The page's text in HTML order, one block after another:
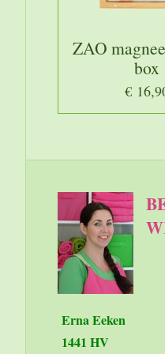
ZAO
box
€
Erna Eeken
1441